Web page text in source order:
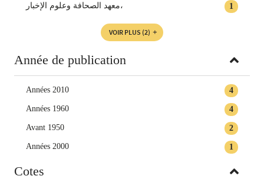
1 معهد الصحافة وعلوم الإخبار،
VOIR PLUS (2)
Année de publication
4
Années 2010
4
Années 1960
2
Avant 1950
1
Années 2000
Cotes